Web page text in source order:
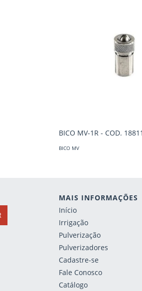
BICO MV-1R - COD.
BICO MV
MAIS INFORMAÇÕES
Início
Irrigação
Pulverização
Pulverizadores
Cadastre-se
Fale Conosco
Catálogo